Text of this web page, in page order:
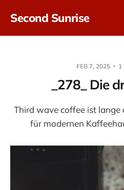
Second Sunrise
FEB 7, 2025 1
_278_ Die
Third wave coffee ist
für modernen